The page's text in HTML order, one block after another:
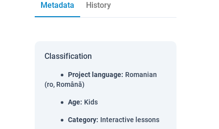
Metadata History
Classification
Project language: Romanian
(ro, Română)
Age: Kids
Category: Interactive lessons